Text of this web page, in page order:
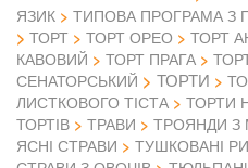
ЯЗИК
ТИПОВА ПРОГРАМА З
ТОРТ ТОРТ ОРЕО ТОРТ
КАВОВИЙ
ТОРТ ПРАГА
СЕНАТОРСЬКИЙ
ТОРТИ
ЛИСТКОВОГО ТІСТА
ТОРТИ
ТОРТІВ
ТРАВИ ТРОЯНДИ З
ЯСНІ СТРАВИ
ТУШКОВАНІ